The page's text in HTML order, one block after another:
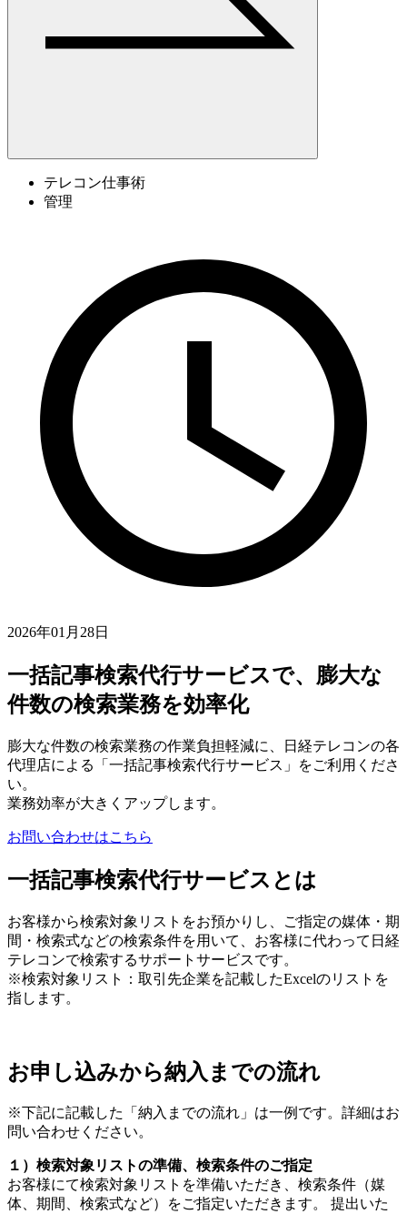
テレコン仕事術
管理
2026年01月28日
一括記事検索代行サービスで、膨大な
件数の検索業務を効率化
膨大な件数の検索業務の作業負担軽減に、日経テレコンの各
代理店による「一括記事検索代行サービス」をご利用くださ
い。
業務効率が大きくアップします。
お問い合わせはこちら
一括記事検索代行サービスとは
お客様から検索対象リストをお預かりし、ご指定の媒体・期
間・検索式などの検索条件を用いて、お客様に代わって日経
テレコンで検索するサポートサービスです。
※検索対象リスト：取引先企業を記載したExcelのリストを
指します。
お申し込みから納入までの流れ
※下記に記載した「納入までの流れ」は一例です。詳細はお
問い合わせください。
１）検索対象リストの準備、検索条件のご指定
お客様にて検索対象リストを準備いただき、検索条件（媒
体、期間、検索式など）をご指定いただきます。 提出いた